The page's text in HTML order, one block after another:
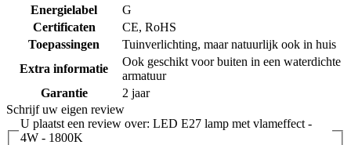
Energielabel
G
Certificaten
CE, RoHS
Toepassingen
Tuinverlichting, maar natuurlijk ook in huis
Extra informatie
Ook geschikt voor buiten in een waterdichte
armatuur
Garantie
2 jaar
Schrijf uw eigen review
U plaatst een review over: LED E27 lamp met vlameffect -
4W - 1800K